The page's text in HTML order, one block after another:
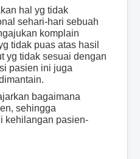
hal yg tidak
sehari-hari sebuah
komplain
tidak puas atas hasil
yg tidak sesuai dengan
pasien ini juga
bagaimana
sehingga
kehilangan pasien-